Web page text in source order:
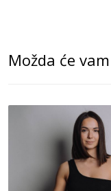
Možda će